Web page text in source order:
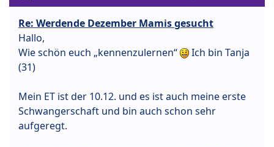
Re: Werdende Dezember Mamis gesucht
Hallo,
Wie schön euch „kennenzulernen“
Ich bin Tanja
(31)
Mein ET ist der 10.12. und es ist auch meine erste
Schwangerschaft und bin auch schon sehr
aufgeregt.